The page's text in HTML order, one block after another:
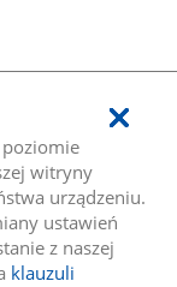
poziomie
witryny
urządzeniu.
ustawień
z naszej
klauzuli